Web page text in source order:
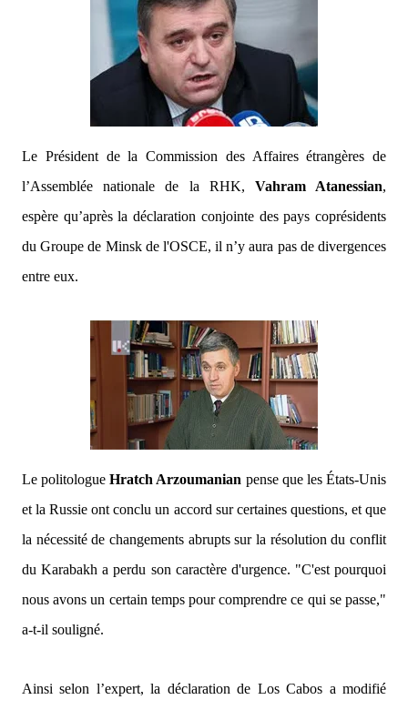
Le Président de la Commission des Affaires étrangères de
l’Assemblée nationale de la RHK, Vahram Atanessian,
espère qu’après la déclaration conjointe des pays coprésidents
du Groupe de Minsk de l'OSCE, il n’y aura pas de divergences
entre eux.
Le politologueHratch Arzoumanian pense que les États-Unis
et la Russie ont conclu un accord sur certaines questions, et que
la nécessité de changements abrupts sur la résolution du conflit
du Karabakh a perdu son caractère d'urgence. "C'est pourquoi
nous avons un certain temps pour comprendre ce qui se passe,"
a-t-il souligné.
Ainsi selon l’expert, la déclaration de Los Cabos a modifié